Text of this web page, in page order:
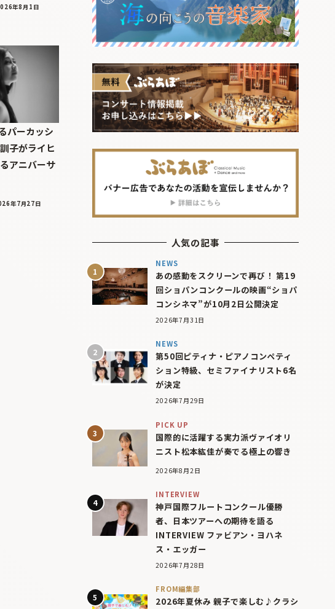
年8月1日
パーカッシ
子がライヒ
アニバーサ
年7月27日
人気の記事
NEWS
あの感動をスクリーンで再び！ 第19
回ショパンコンクールの映画“ショパ
コンシネマ”が10月2日公開決定
2026年7月31日
NEWS
第50回ピティナ・ピアノコンペティ
ション特級、セミファイナリスト6名
が決定
2026年7月29日
PICK UP
国際的に活躍する実力派ヴァイオリ
ニスト松本紘佳が奏でる極上の響き
2026年8月2日
INTERVIEW
神戸国際フルートコンクール優勝
者、日本ツアーへの期待を語る
INTERVIEW ファビアン・ヨハネ
ス・エッガー
2026年7月28日
FROM編集部
2026年夏休み 親子で楽しむ♪クラシ